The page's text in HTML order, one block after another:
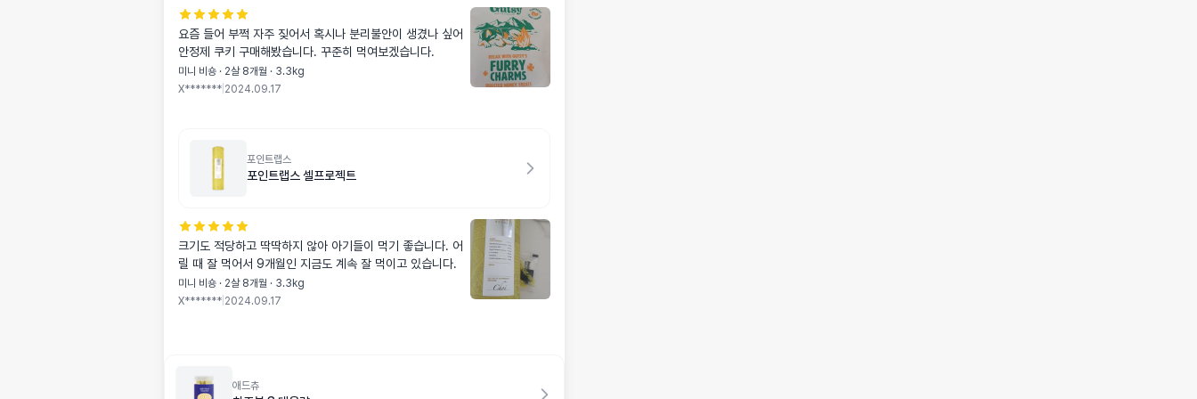
요즘 들어 부쩍 자주 짖어서 혹시나 분리불안이 생겼나 싶어
안정제 쿠키 구매해봤습니다. 꾸준히 먹여보겠습니다.
미니 비숑 · 2살 8개월 · 3.3kg
X******* 2024.09.17
포인트랩스
포인트랩스 셀프로젝트
크기도 적당하고 딱딱하지 않아 아기들이 먹기 좋습니다. 어
릴 때 잘 먹어서 9개월인 지금도 계속 잘 먹이고 있습니다.
미니 비숑 · 2살 8개월 · 3.3kg
X******* 2024.09.17
애드츄